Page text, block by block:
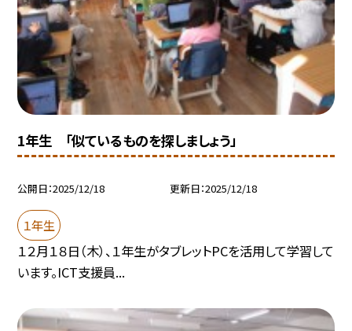
1年生 「似ているものを探しましょう」
公開日 2025/12/18 更新日 2025/12/18
１年生
１２月１８日（木）、１年生がタブレットPCを活用して学習して
います。ICT支援員...